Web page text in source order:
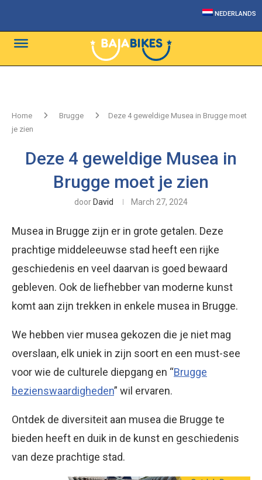
NEDERLANDS
Home Brugge
Deze 4 geweldige Musea in Brugge moet
je zien
Deze 4 geweldige Musea in
Brugge moet je zien
door David March 27, 2024
Musea in Brugge zijn er in grote getalen. Deze
prachtige middeleeuwse stad heeft een rijke
geschiedenis en veel daarvan is goed bewaard
gebleven. Ook de liefhebber van moderne kunst
komt aan zijn trekken in enkele musea in Brugge.
We hebben vier musea gekozen die je niet mag
overslaan, elk uniek in zijn soort en een must-see
voor wie de culturele diepgang en “Brugge
bezienswaardigheden” wil ervaren.
Ontdek de diversiteit aan musea die Brugge te
bieden heeft en duik in de kunst en geschiedenis
van deze prachtige stad.